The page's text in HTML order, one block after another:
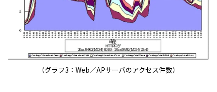
（グラフ3：Web／APサーバのアクセス件数）